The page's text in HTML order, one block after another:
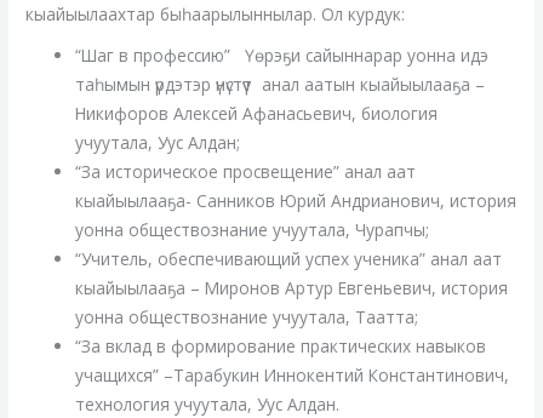
кыайыылаахтар быһаарылыннылар. Ол курдук:
“Шаг в профессию” Үөрэҕи сайыннарар уонна идэ
таһымын үрдэтэр үнүстүүт анал аатын кыайыылааҕа –
Никифоров Алексей Афанасьевич, биология
учуутала, Уус Алдан;
“За историческое просвещение” анал аат
кыайыылааҕа- Санников Юрий Андрианович, история
уонна обществознание учуутала, Чурапчы;
“Учитель, обеспечивающий успех ученика” анал аат
кыайыылааҕа – Миронов Артур Евгеньевич, история
уонна обществознание учуутала, Таатта;
“За вклад в формирование практических навыков
учащихся” –Тарабукин Иннокентий Константинович,
технология учуутала, Уус Алдан.